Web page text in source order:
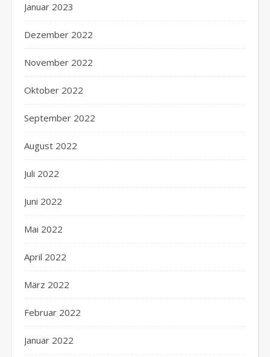
Januar 2023
Dezember 2022
November 2022
Oktober 2022
September 2022
August 2022
Juli 2022
Juni 2022
Mai 2022
April 2022
März 2022
Februar 2022
Januar 2022